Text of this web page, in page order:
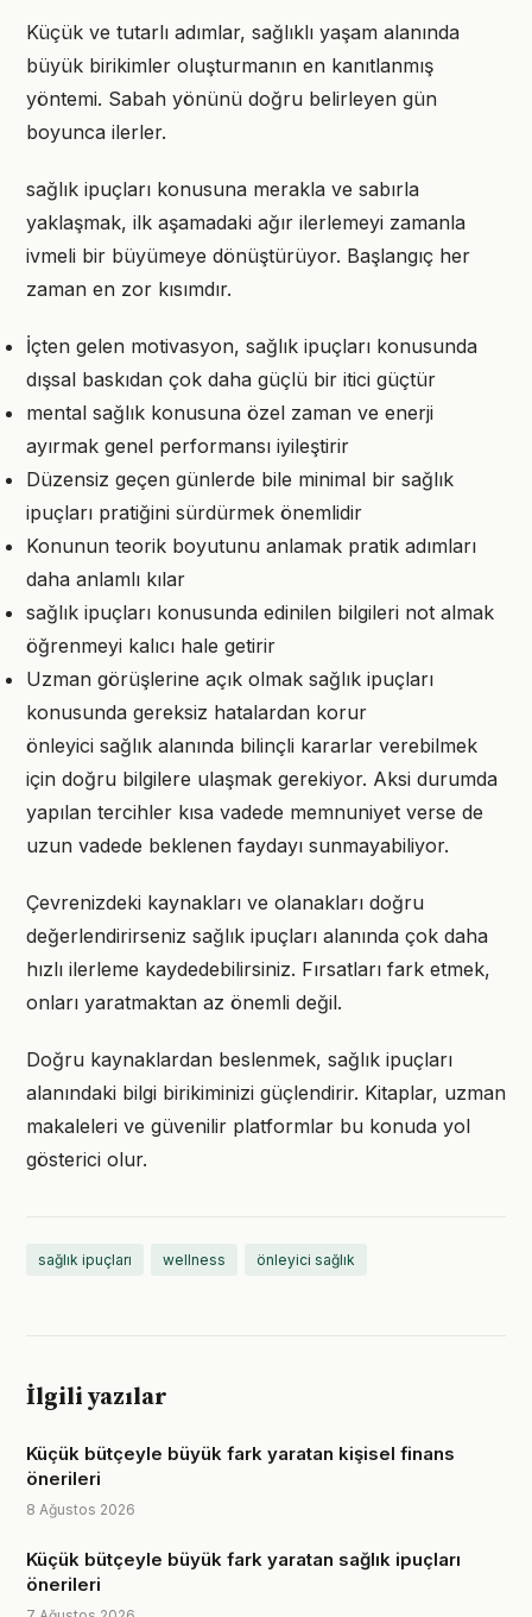
Küçük ve tutarlı adımlar, sağlıklı yaşam alanında
büyük birikimler oluşturmanın en kanıtlanmış
yöntemi. Sabah yönünü doğru belirleyen gün
boyunca ilerler.
sağlık ipuçları konusuna merakla ve sabırla
yaklaşmak, ilk aşamadaki ağır ilerlemeyi zamanla
ivmeli bir büyümeye dönüştürüyor. Başlangıç her
zaman en zor kısımdır.
İçten gelen motivasyon, sağlık ipuçları konusunda
dışsal baskıdan çok daha güçlü bir itici güçtür
mental sağlık konusuna özel zaman ve enerji
ayırmak genel performansı iyileştirir
Düzensiz geçen günlerde bile minimal bir sağlık
ipuçları pratiğini sürdürmek önemlidir
Konunun teorik boyutunu anlamak pratik adımları
daha anlamlı kılar
sağlık ipuçları konusunda edinilen bilgileri not almak
öğrenmeyi kalıcı hale getirir
Uzman görüşlerine açık olmak sağlık ipuçları
konusunda gereksiz hatalardan korur
önleyici sağlık alanında bilinçli kararlar verebilmek
için doğru bilgilere ulaşmak gerekiyor. Aksi durumda
yapılan tercihler kısa vadede memnuniyet verse de
uzun vadede beklenen faydayı sunmayabiliyor.
Çevrenizdeki kaynakları ve olanakları doğru
değerlendirirseniz sağlık ipuçları alanında çok daha
hızlı ilerleme kaydedebilirsiniz. Fırsatları fark etmek,
onları yaratmaktan az önemli değil.
Doğru kaynaklardan beslenmek, sağlık ipuçları
alanındaki bilgi birikiminizi güçlendirir. Kitaplar, uzman
makaleleri ve güvenilir platformlar bu konuda yol
gösterici olur.
sağlık ipuçları wellness önleyici sağlık
İlgili yazılar
Küçük bütçeyle büyük fark yaratan kişisel finans
önerileri
8 Ağustos 2026
Küçük bütçeyle büyük fark yaratan sağlık ipuçları
önerileri